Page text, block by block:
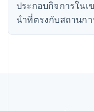
ประกอบกิจการใน
นําที่ตรงกับสถานก
日本語English
เดนมาร์ก
ไทย